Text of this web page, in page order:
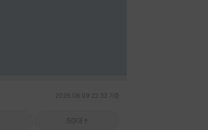
2026.08.09 22:32 기준
50대